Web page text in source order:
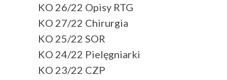
KO 26/22 Opisy RTG
KO 27/22 Chirurgia
KO 25/22 SOR
KO 24/22 Pielęgniarki
KO 23/22 CZP